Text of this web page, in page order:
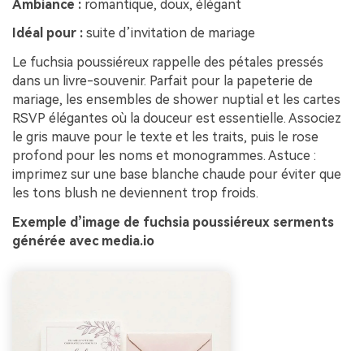
Ambiance : romantique, doux, élégant
Idéal pour : suite d’invitation de mariage
Le fuchsia poussiéreux rappelle des pétales pressés
dans un livre-souvenir. Parfait pour la papeterie de
mariage, les ensembles de shower nuptial et les cartes
RSVP élégantes où la douceur est essentielle. Associez
le gris mauve pour le texte et les traits, puis le rose
profond pour les noms et monogrammes. Astuce :
imprimez sur une base blanche chaude pour éviter que
les tons blush ne deviennent trop froids.
Exemple d’image de fuchsia poussiéreux serments
générée avec media.io